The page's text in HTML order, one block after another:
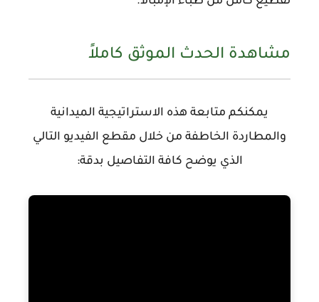
مشاهدة الحدث الموثق كاملاً
يمكنكم متابعة هذه الاستراتيجية الميدانية
والمطاردة الخاطفة من خلال مقطع الفيديو التالي
الذي يوضح كافة التفاصيل بدقة: